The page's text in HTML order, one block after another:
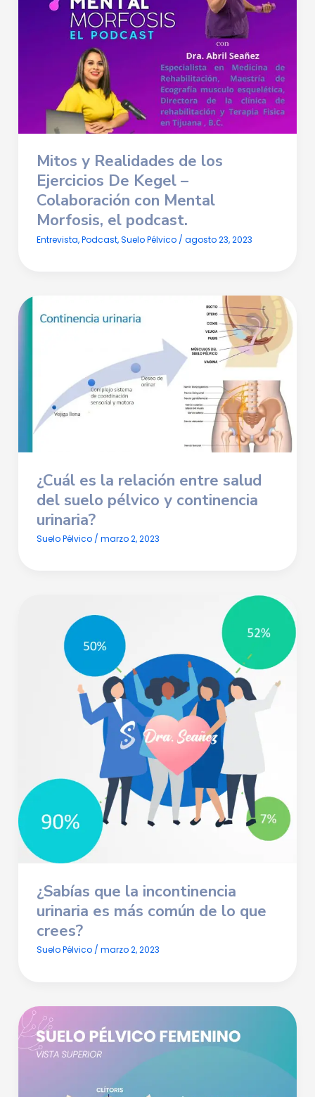
Mitos y Realidades de los
Ejercicios De Kegel–
Colaboración con Mental
Morfosis, el podcast.
Entrevista,Podcast,Suelo Pélvico/ agosto 23, 2023
¿Cuál es la relación entre salud
del suelo pélvico y continencia
urinaria?
Suelo Pélvico/ marzo 2, 2023
¿Sabías que la incontinencia
urinaria es más común de lo que
crees?
Suelo Pélvico/ marzo 2, 2023